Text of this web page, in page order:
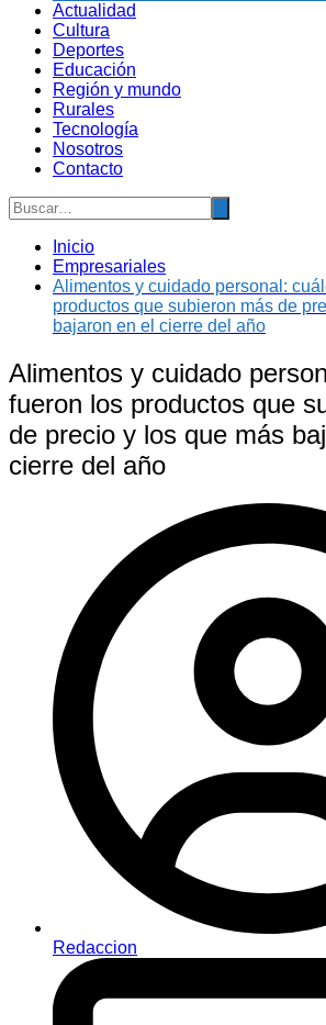
Actualidad
Cultura
Deportes
Educación
Región y mundo
Rurales
Tecnología
Nosotros
Contacto
Inicio
Empresariales
Alimentos y cuidado personal:
productos que subieron más de
bajaron en el cierre del año
Alimentos y cuidado
fueron los productos que
de precio y los que más
cierre del año
Redaccion